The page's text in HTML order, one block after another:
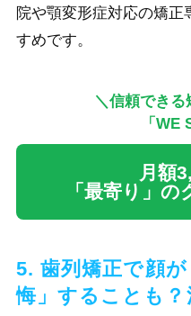
院や顎変形症対応の矯
すめです。
＼信頼できる
「WE
月額
「最寄り」
5. 歯列矯正で顔
悔」することも